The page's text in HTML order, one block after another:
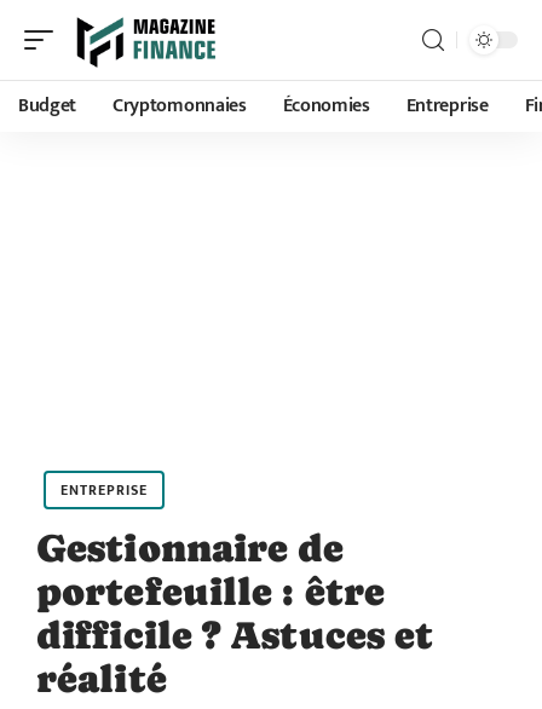
Budget Cryptomonnaies Économies Entreprise
ENTREPRISE
Gestionnaire de
portefeuille : être
difficile ? Astuces et
réalité